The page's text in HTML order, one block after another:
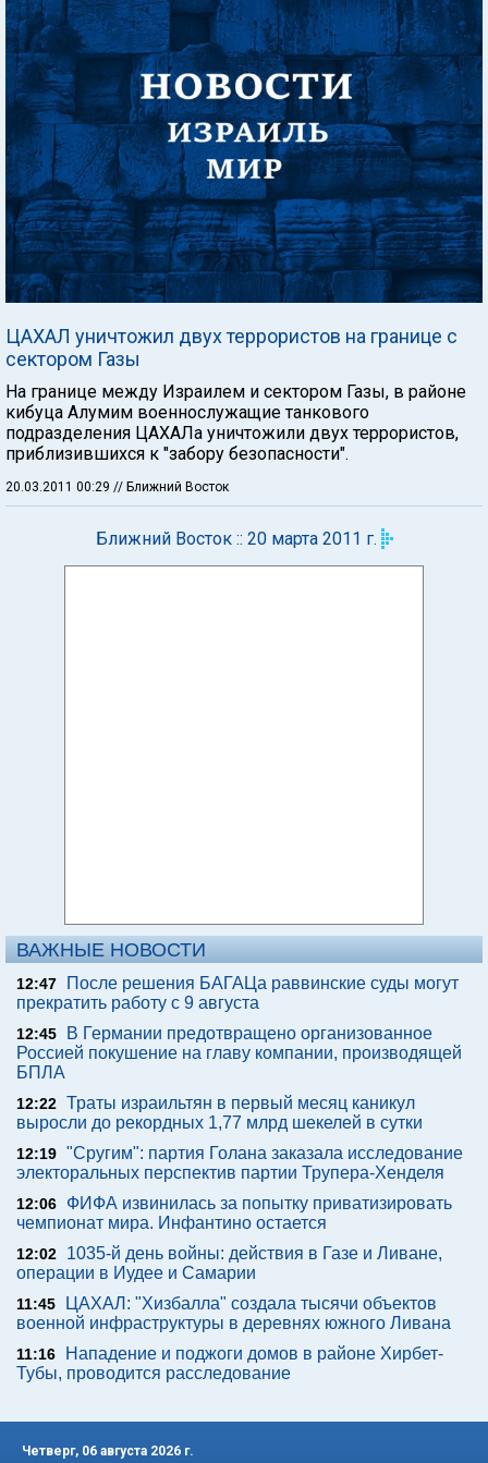
ЦАХАЛ уничтожил двух террористов на границе с
сектором Газы
На границе между Израилем и сектором Газы, в районе
кибуца Алумим военнослужащие танкового
подразделения ЦАХАЛа уничтожили двух террористов,
приблизившихся к "забору безопасности".
20.03.2011 00:29 // Ближний Восток
Ближний Восток :: 20 марта 2011 г.
ВАЖНЫЕ НОВОСТИ
12:47
После решения БАГАЦа раввинские суды могут
прекратить работу с 9 августа
12:45
В Германии предотвращено организованное
Россией покушение на главу компании, производящей
БПЛА
12:22 Траты израильтян в первый месяц каникул
выросли до рекордных 1,77 млрд шекелей в сутки
12:19 "Сругим": партия Голана заказала исследование
электоральных перспектив партии Трупера-Хенделя
12:06
ФИФА извинилась за попытку приватизировать
чемпионат мира. Инфантино остается
12:02
1035-й день войны: действия в Газе и Ливане,
операции в Иудее и Самарии
11:45
ЦАХАЛ: "Хизбалла" создала тысячи объектов
военной инфраструктуры в деревнях южного Ливана
11:16
Нападение и поджоги домов в районе Хирбет-
Тубы, проводится расследование
Четверг, 06 августа 2026 г.